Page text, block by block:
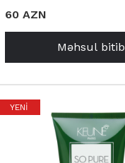
60 AZN
Məhsul bitib
YENI